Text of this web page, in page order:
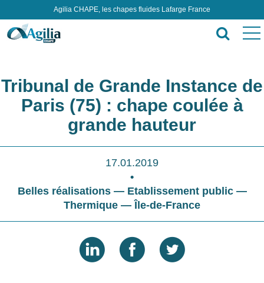
Agilia CHAPE, les chapes fluides Lafarge France
Tribunal de Grande Instance de
Paris (75) : chape coulée à
grande hauteur
17.01.2019
•
Belles réalisations — Etablissement public —
Thermique — Île-de-France